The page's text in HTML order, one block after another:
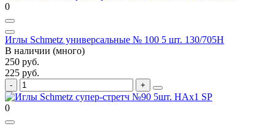
0
Иглы Schmetz универсальные № 100 5 шт. 130/705H
В наличии (много)
250 руб.
225 руб.
0